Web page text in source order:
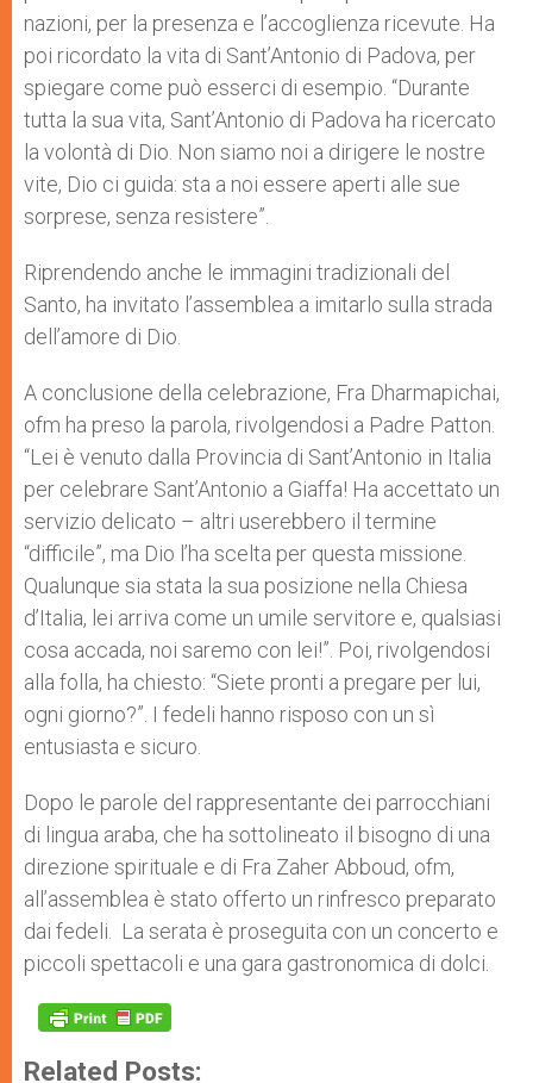
nazioni, per la presenza e l’accoglienza ricevute. Ha
poi ricordato la vita di Sant’Antonio di Padova, per
spiegare come può esserci di esempio. “Durante
tutta la sua vita, Sant’Antonio di Padova ha ricercato
la volontà di Dio. Non siamo noi a dirigere le nostre
vite, Dio ci guida: sta a noi essere aperti alle sue
sorprese, senza resistere”.
Riprendendo anche le immagini tradizionali del
Santo, ha invitato l’assemblea a imitarlo sulla strada
dell’amore di Dio.
A conclusione della celebrazione, Fra Dharmapichai,
ofm ha preso la parola, rivolgendosi a Padre Patton.
“Lei è venuto dalla Provincia di Sant’Antonio in Italia
per celebrare Sant’Antonio a Giaffa! Ha accettato un
servizio delicato – altri userebbero il termine
“difficile”, ma Dio l’ha scelta per questa missione.
Qualunque sia stata la sua posizione nella Chiesa
d’Italia, lei arriva come un umile servitore e, qualsiasi
cosa accada, noi saremo con lei!”. Poi, rivolgendosi
alla folla, ha chiesto: “Siete pronti a pregare per lui,
ogni giorno?”. I fedeli hanno risposo con un sì
entusiasta e sicuro.
Dopo le parole del rappresentante dei parrocchiani
di lingua araba, che ha sottolineato il bisogno di una
direzione spirituale e di Fra Zaher Abboud, ofm,
all’assemblea è stato offerto un rinfresco preparato
dai fedeli. La serata è proseguita con un concerto e
piccoli spettacoli e una gara gastronomica di dolci.
Related Posts: